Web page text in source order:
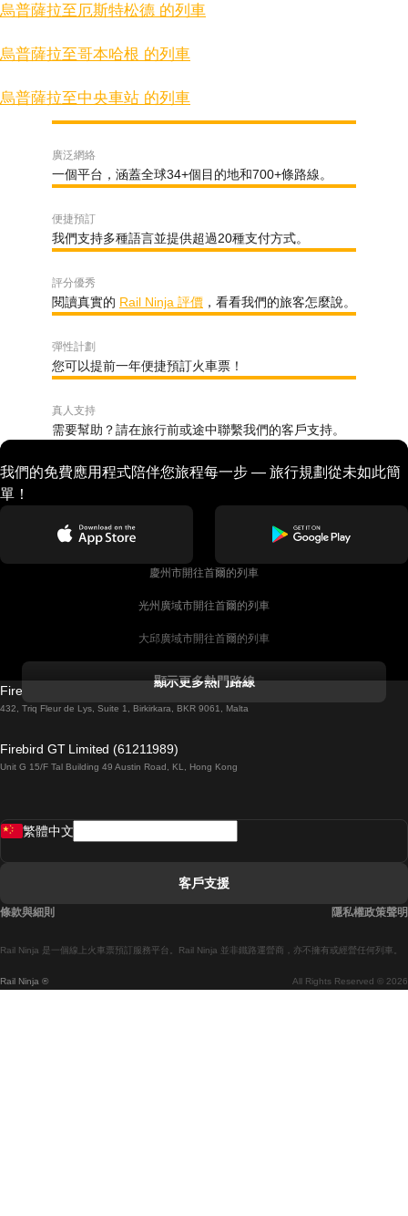
烏普薩拉至厄斯特松德 的列車
烏普薩拉至哥本哈根 的列車
烏普薩拉至中央車站 的列車
廣泛網絡
一個平台，涵蓋全球34+個目的地和700+條路線。
便捷預訂
我們支持多種語言並提供超過20種支付方式。
評分優秀
閱讀真實的 Rail Ninja 評價 ，看看我們的旅客怎麼說。
彈性計劃
您可以提前一年便捷預訂火車票！
真人支持
需要幫助？請在旅行前或途中聯繫我們的客戶支持。
我們的免費應用程式陪伴您旅程每一步 — 旅行規劃從未如此簡
單！
慶州市開往首爾的列車
光州廣域市開往首爾的列車
大邱廣域市開往首爾的列車
都柏林開往戈尔韦的列車
羅馬開往拿坡里的列車
顯示更多熱門路線
Firebird GT Limited (OC 1451)
432, Triq Fleur de Lys, Suite 1, Birkirkara, BKR 9061, Malta
Firebird GT Limited (61211989)
Unit G 15/F Tal Building 49 Austin Road, KL, Hong Kong
Rail Ninja ® All Rights Reserved © 2026
Rail Ninja 是一個線上火車票預訂服務平台。Rail Ninja 並非鐵路運營商，亦不擁有或經營任何列車。
繁體中文
客戶支援
條款與細則 隱私權政策聲明